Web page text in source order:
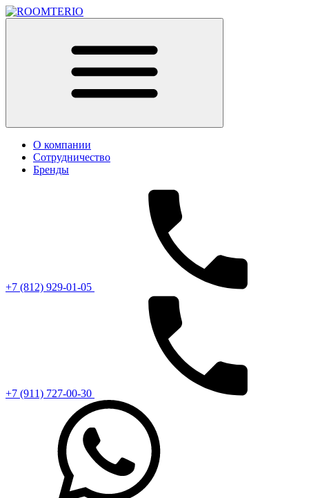
О компании
Сотрудничество
Бренды
+7 (812) 929-01-05
+7 (911) 727-00-30